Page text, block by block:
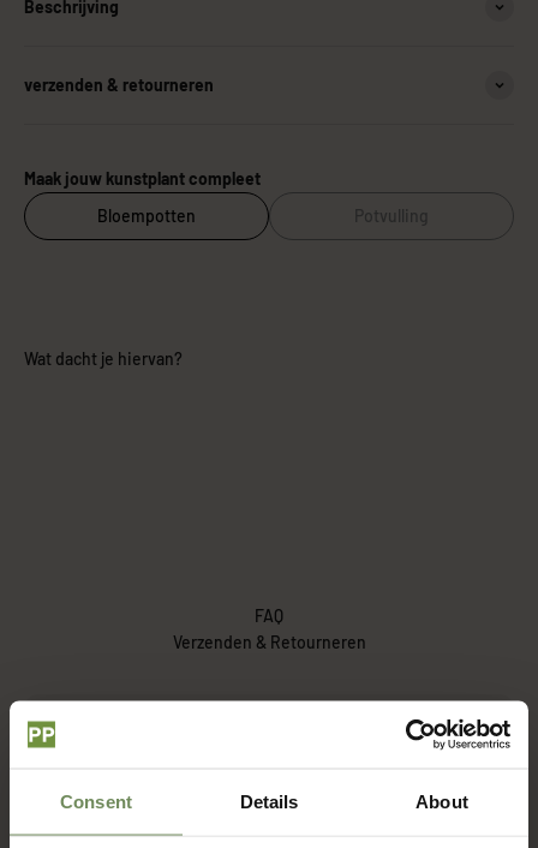
Consent Details About
Beschrijving
verzenden & retourneren
Maak jouw kunstplant compleet
Bloempotten
Potvulling
Wat dacht je hiervan?
FAQ
Verzenden & Retourneren
Hoe lang duur het voordat ik mijn bestelling ontvang?
Wat zijn de verzendkosten?